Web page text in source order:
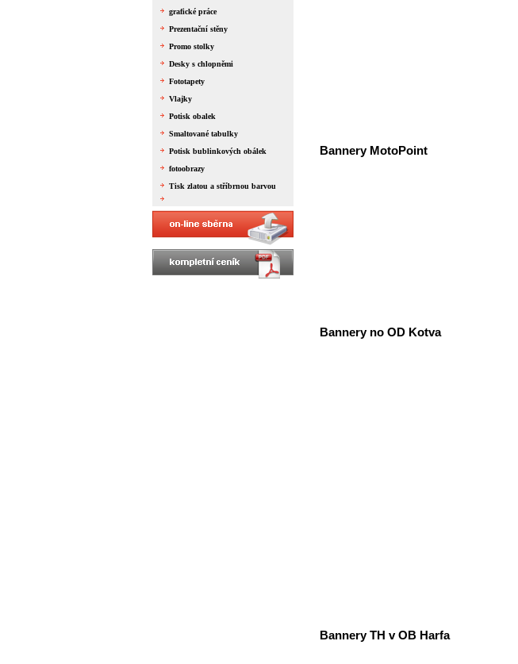
Bannery MotoPoint
Bannery no OD Kotva
Bannery TH v OB Harfa
grafické práce
Prezentační stěny
Promo stolky
Desky s chlopněmi
Fototapety
Vlajky
Potisk obalek
Smaltované tabulky
Potisk bublinkových obálek
fotoobrazy
Tisk zlatou a stříbrnou barvou